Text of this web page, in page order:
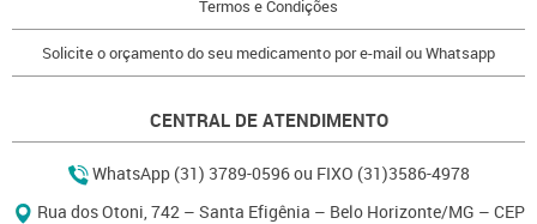
Termos e Condições
Solicite o orçamento do seu medicamento por e-mail ou Whatsapp
CENTRAL DE ATENDIMENTO
WhatsApp (31) 3789-0596 ou FIXO (31)3586-4978
Rua dos Otoni, 742 – Santa Efigênia – Belo Horizonte/MG – CEP